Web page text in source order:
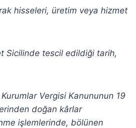
hisseleri, üretim veya hizmet
Sicilinde tescil edildiği tarih,
Vergisi Kanununun 19
doğan kârlar
işlemlerinde, bölünen